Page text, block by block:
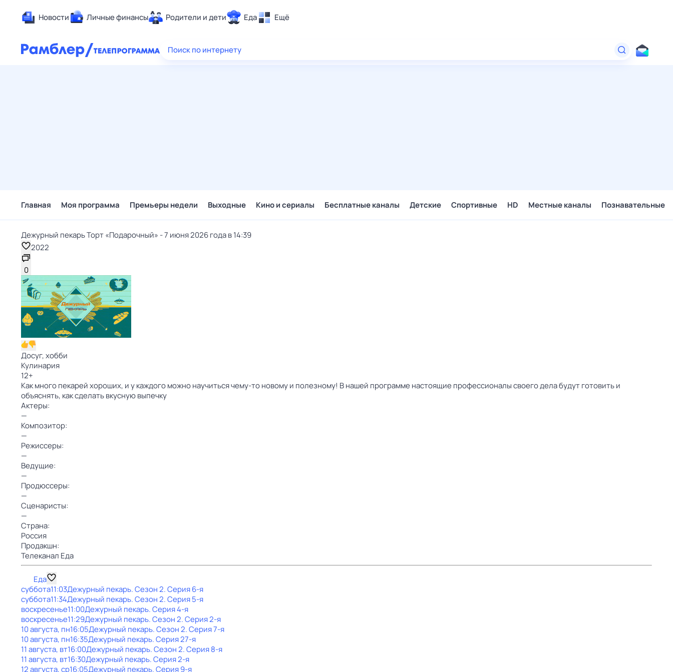
Новости Личные финансы Родители и дети Еда Ещё
Здоровье
Поиск по интернету
Главная Моя программа Премьеры недели Выходные Кино и сериалы Бесплатные каналы Детские Спортивные HD Местные каналы Познавательные
Дежурный пекарь Торт «Подарочный» - 7 июня 2026 года в 14:39
2022
0
Досуг, хобби
Кулинария
12+
Как много пекарей хороших, и у каждого можно научиться чему-то новому и полезному! В нашей программе настоящие профессионалы своего дела будут готовить и
объяснять, как сделать вкусную выпечку
Актеры:
—
Композитор:
—
Режиссеры:
—
Ведущие:
—
Продюссеры:
—
Сценаристы:
—
Страна:
Россия
Продакшн:
Телеканал Еда
Еда
суббота11:03Дежурный пекарь. Сезон 2. Серия 6-я
суббота11:34Дежурный пекарь. Сезон 2. Серия 5-я
воскресенье11:00Дежурный пекарь. Серия 4-я
воскресенье11:29Дежурный пекарь. Сезон 2. Серия 2-я
10 августа, пн16:05Дежурный пекарь. Сезон 2. Серия 7-я
10 августа, пн16:35Дежурный пекарь. Серия 27-я
11 августа, вт16:00Дежурный пекарь. Сезон 2. Серия 8-я
11 августа, вт16:30Дежурный пекарь. Серия 2-я
12 августа, ср16:05Дежурный пекарь. Серия 9-я